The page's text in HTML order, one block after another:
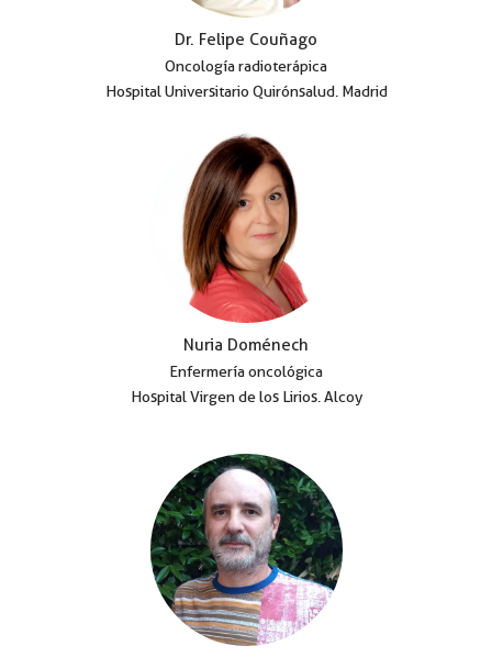
Dr. Felipe Couñago
Oncología radioterápica
Hospital Universitario Quirónsalud. Madrid
Nuria Doménech
Enfermería oncológica
Hospital Virgen de los Lirios. Alcoy